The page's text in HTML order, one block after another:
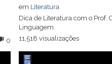
0
em Literatura
Dica de Literatura com o Prof.
Linguagem.
11,518 visualizações